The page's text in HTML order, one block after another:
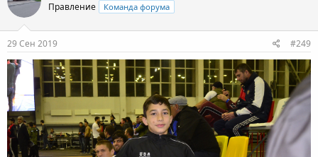
Правление Команда форума
29 Сен 2019 #249